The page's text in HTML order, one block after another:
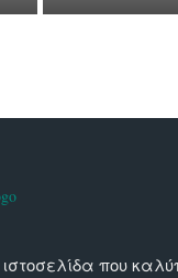
ιστοσελίδα που